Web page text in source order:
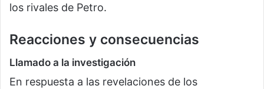
los rivales de Petro.
Reacciones y consecuencias
Llamado a la investigación
En respuesta a las revelaciones de los